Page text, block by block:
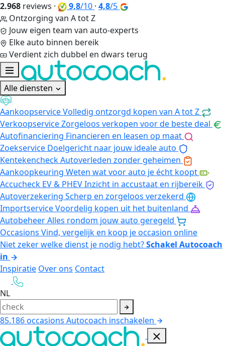
2.968 reviews · 9,8/10 · 4,8/5
Ontzorging van A tot Z
Jouw eigen team van auto-experts
Elke auto binnen bereik
Verdient zich dubbel en dwars terug
Alle diensten
AankoopserviceVolledig ontzorgd kopen van A tot Z
VerkoopserviceZorgeloos verkopen voor de beste deal
Autofinanciering Financieren en leasen op maat
Zoekservice Doelgericht naar jouw ideale auto
KentekencheckAutoverleden zonder geheimen
Aankoopkeuring Weten wat voor auto je écht koopt
Accucheck EV & PHEVInzicht in accustaat en rijbereik
Autoverzekering Scherp en zorgeloos verzekerd
ImportserviceVoordelig kopen uit het buitenland
AutobeheerAlles rondom jouw auto geregeld
Occasions Vind, vergelijk en koop je occasion online
Niet zeker welke dienst je nodig hebt?Schakel Autocoach
in
Inspiratie Over ons Contact
NL
85.186occasions Autocoach inschakelen